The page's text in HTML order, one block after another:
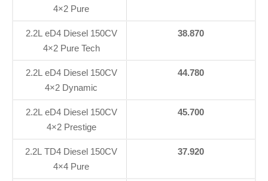
4×2 Pure
2.2L eD4 Diesel 150CV
4×2 Pure Tech
38.870
2.2L eD4 Diesel 150CV
4×2 Dynamic
44.780
2.2L eD4 Diesel 150CV
4×2 Prestige
45.700
2.2L TD4 Diesel 150CV
4×4 Pure
37.920